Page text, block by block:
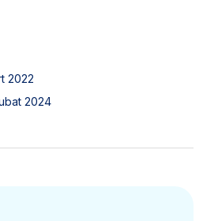
2022
2024